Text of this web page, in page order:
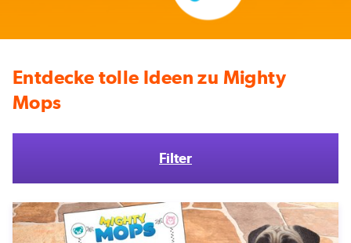
Entdecke tolle Ideen zu Mighty
Mops
Filter